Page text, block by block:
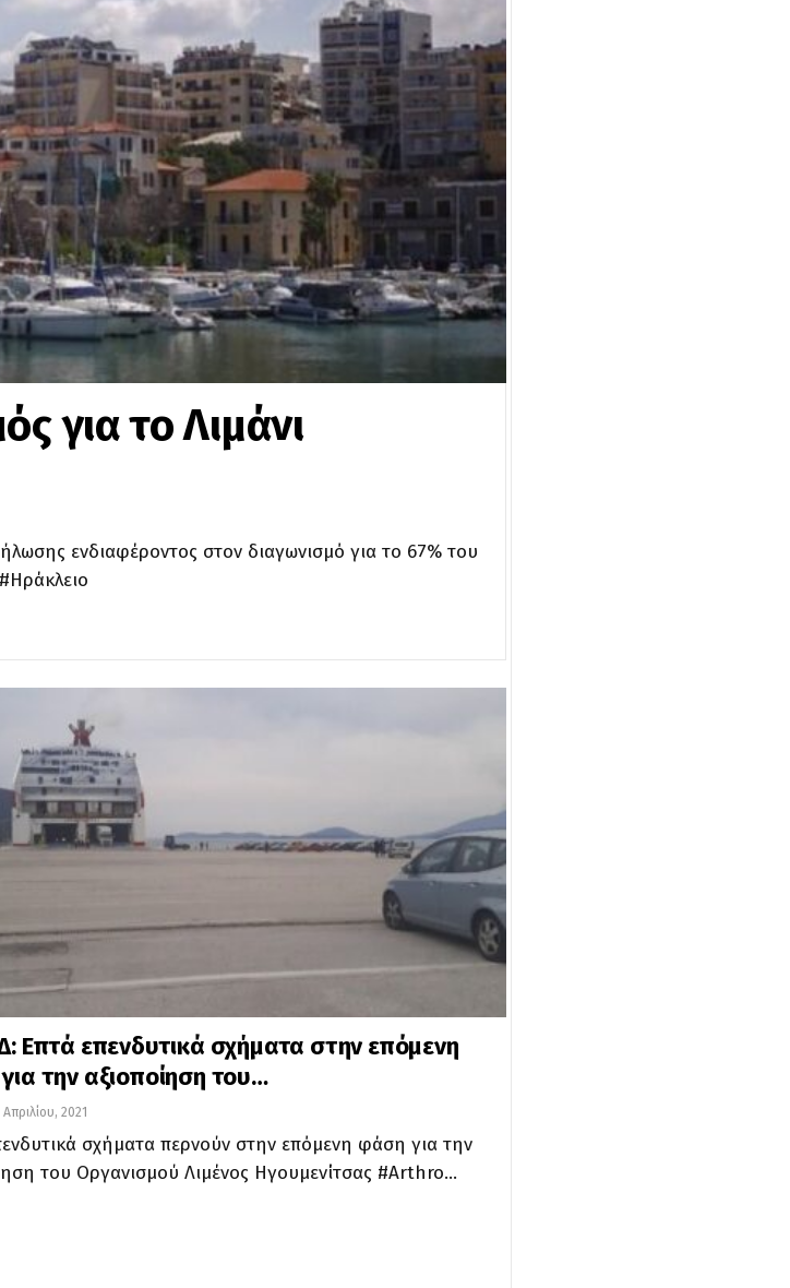
για το Λιμάνι
ενδιαφέροντος στον διαγωνισμό για το 67% του
Επτά επενδυτικά σχήματα στην επόμενη
την αξιοποίηση του…
2021
σχήματα περνούν στην επόμενη φάση για την
του Οργανισμού Λιμένος Ηγουμενίτσας #Arthro…